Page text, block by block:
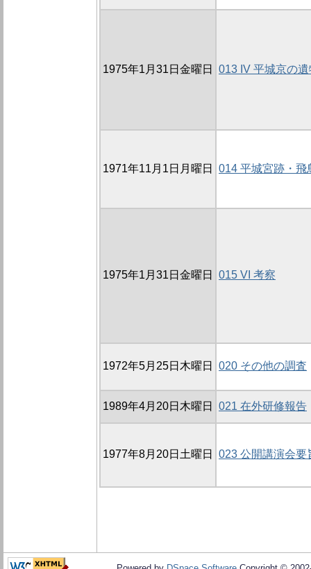
1975年1月31日金曜日 013 IV 平城京の遺
1971年11月1日月曜日 014 平城宮跡・飛
1975年1月31日金曜日 015 VI 考察
1972年5月25日木曜日 020 その他の調査
1989年4月20日木曜日 021 在外研修報告
1977年8月20日土曜日 023 公開講演会要